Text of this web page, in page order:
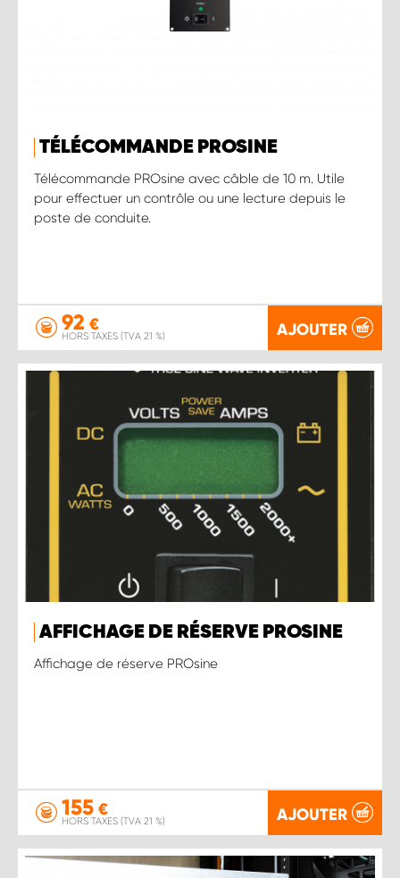
TÉLÉCOMMANDE PROSINE
Télécommande PROsine avec câble de 10 m. Utile
pour effectuer un contrôle ou une lecture depuis le
poste de conduite.
92 €
HORS TAXES (TVA 21 %) AJOUTER
AFFICHAGE DE RÉSERVE PROSINE
Affichage de réserve PROsine
155 €
HORS TAXES (TVA 21 %) AJOUTER